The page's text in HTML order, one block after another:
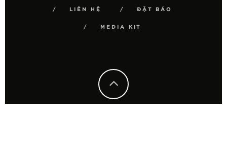
LIÊN HỆ ĐẶT BÁO
MEDIA KIT